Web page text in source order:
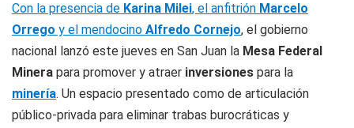
Con la presencia de Karina Milei, el anfitrión Marcelo
Orrego y el mendocino Alfredo Cornejo, el gobierno
nacional lanzó este jueves en San Juan la Mesa Federal
Minera para promover y atraer inversiones para la
minería. Un espacio presentado como de articulación
público-privada para eliminar trabas burocráticas y